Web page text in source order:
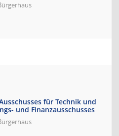
für Technik und
und Finanzausschusses